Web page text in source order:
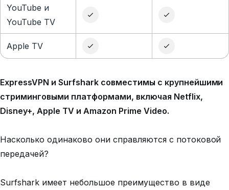
YouTube и
YouTube TV
Apple TV
ExpressVPN и Surfshark совместимы с крупнейшими
стриминговыми платформами, включая Netflix,
Disney+, Apple TV и Amazon Prime Video.
Насколько одинаково они справляются с потоковой
передачей?
Surfshark имеет небольшое преимущество в виде